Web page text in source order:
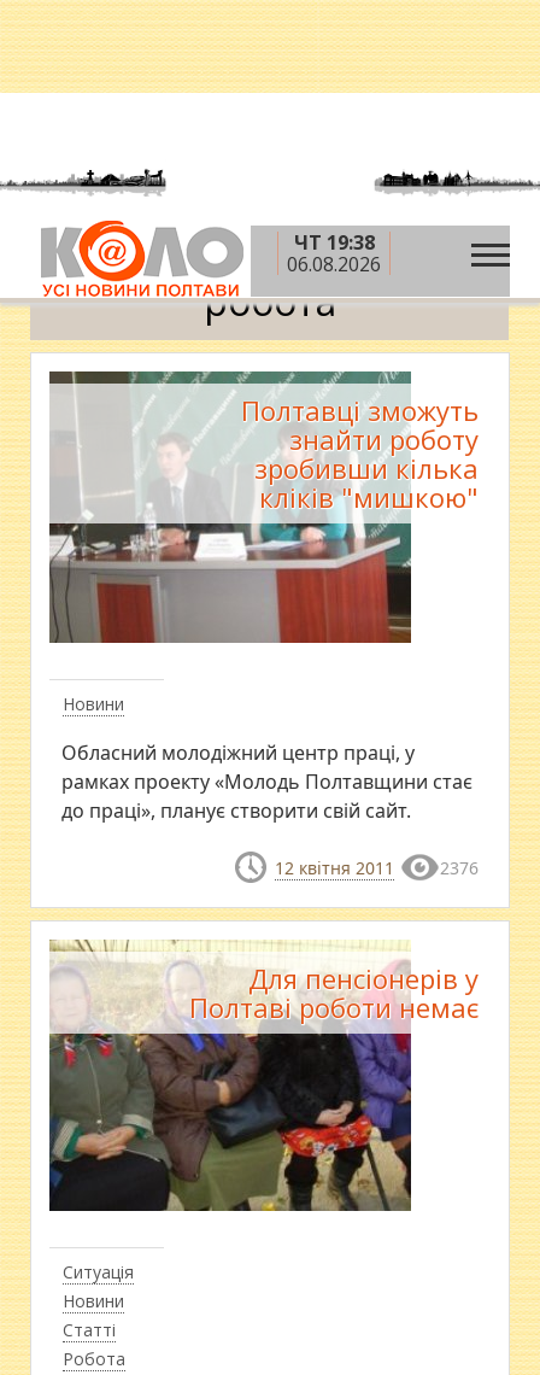
ЧТ 19:38
06.08.2026
Головна » робота
робота
Новини
Полтавці зможуть
знайти роботу
зробивши кілька
кліків "мишкою"
Обласний молодіжний центр праці, у
рамках проекту «Молодь Полтавщини стає
до праці», планує створити свій сайт.
12 квітня 2011 2376
Ситуація
Новини
Статті
Робота
Для пенсіонерів у
Полтаві роботи немає